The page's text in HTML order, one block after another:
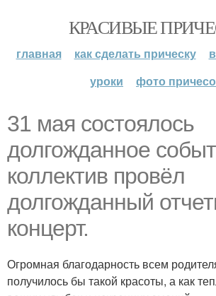
КРАСИВЫЕ
главная как сделать прическу
уроки
фото
31 мая состоялось
долгожданное
коллектив провёл
долгожданный
концерт.
Огромная благодарность всем
получилось бы такой красоты, а как